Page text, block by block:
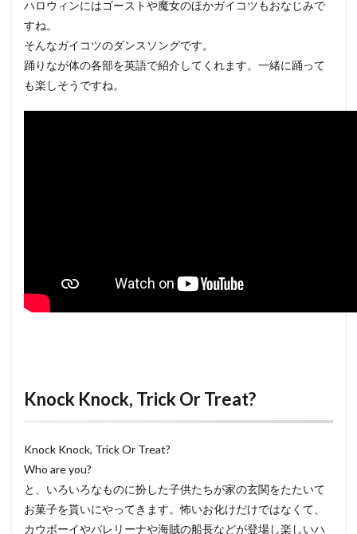
ハロウィンにはゴーストや魔女のほかガイコツもおなじみで
すね。
そんなガイコツのダンスソングです。
踊りなが体の各部を英語で紹介してくれます。一緒に踊って
も楽しそうですね。
Knock Knock, Trick Or Treat?
Knock Knock, Trick Or Treat?
Who are you?
と、いろいろなものに扮した子供たちが家の玄関をたたいて
お菓子を貰いにやってきます。怖いお化けだけではなくて、
カウボーイやバレリーナや海賊の船長などが登場し楽しいハ